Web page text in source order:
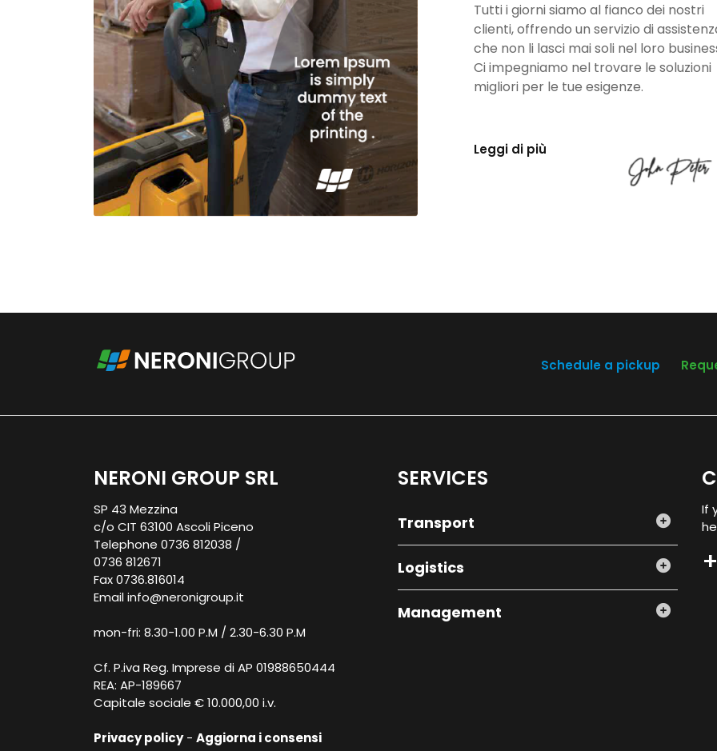
Tutti i giorni siamo al fianco dei nostri
clienti, offrendo un servizio di
che non li lasci mai soli nel loro
Ci impegniamo nel trovare le soluzioni
migliori per le tue esigenze.
Leggi di più
Schedule a pickup
NERONI GROUP SRL
SP 43 Mezzina
c/o CIT 63100 Ascoli Piceno
Telephone 0736 812038 /
0736 812671
Fax 0736.816014
Emailinfo@neronigroup.it
mon-fri: 8.30-1.00 P.M / 2.30-6.30 P.M
Cf. P.iva Reg. Imprese di AP 01988650444
REA: AP-189667
Capitale sociale € 10.000,00 i.v.
Privacy policy- Aggiorna i consensi
SERVICES
Transport
Logistics
Management
If